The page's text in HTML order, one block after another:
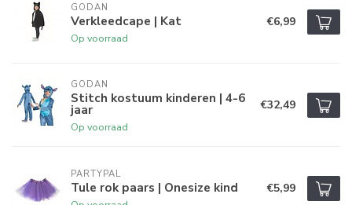
GODAN
Verkleedcape | Kat
Op voorraad
€6,99
GODAN
Stitch kostuum kinderen | 4-6
jaar
Op voorraad
€32,49
PARTYPAL
Tule rok paars | Onesize kind €5,99